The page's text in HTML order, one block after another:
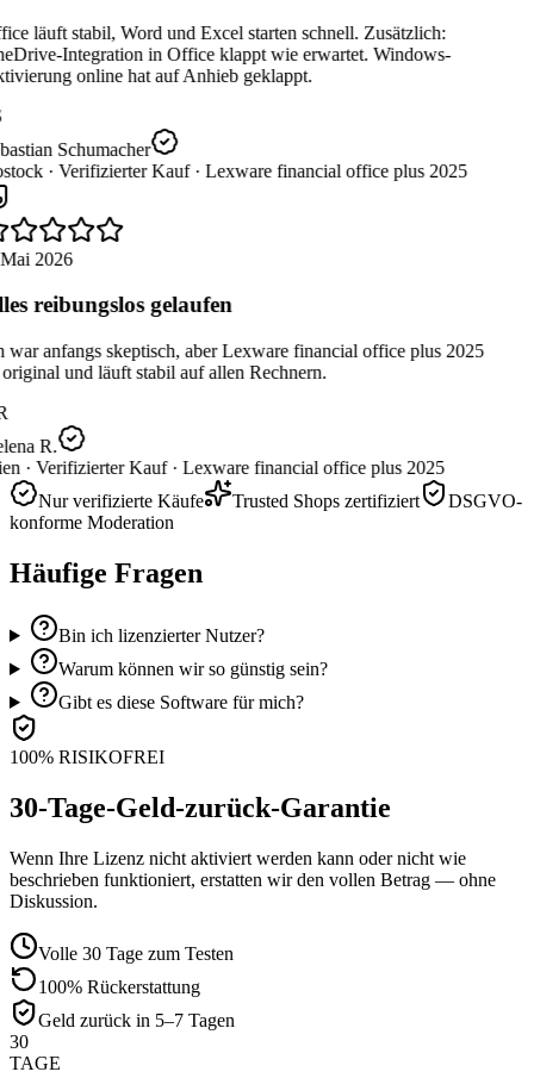
läuft stabil, Word und Excel starten schnell. Zusätzlich:
Integration in Office klappt wie erwartet. Windows-
online hat auf Anhieb geklappt.
Schumacher
· Verifizierter Kauf · Lexware financial office plus 2025
2026
reibungslos gelaufen
war anfangs skeptisch, aber Lexware financial office plus 2025
und läuft stabil auf allen Rechnern.
R.
· Verifizierter Kauf · Lexware financial office plus 2025
Nur verifizierte Käufe
Trusted Shops zertifiziert
DSGVO-
konforme Moderation
Häufige Fragen
Bin ich lizenzierter Nutzer?
Warum können wir so günstig sein?
Gibt es diese Software für mich?
100% RISIKOFREI
30-Tage-Geld-zurück-Garantie
Wenn Ihre Lizenz nicht aktiviert werden kann oder nicht wie
beschrieben funktioniert, erstatten wir den vollen Betrag — ohne
Diskussion.
Volle 30 Tage zum Testen
100% Rückerstattung
Geld zurück in 5–7 Tagen
30
TAGE